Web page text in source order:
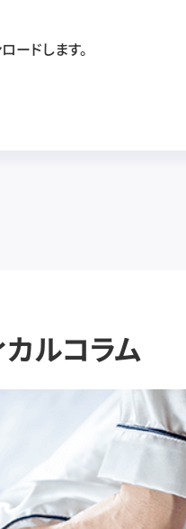
ードします。
ルコラム